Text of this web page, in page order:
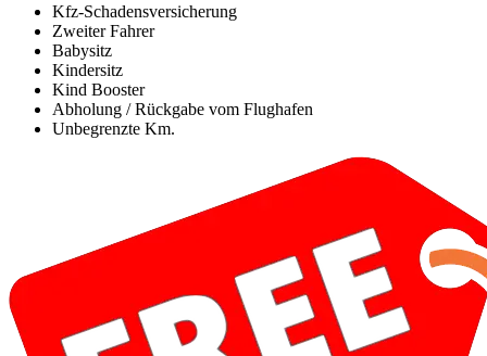
Kfz-Schadensversicherung
Zweiter Fahrer
Babysitz
Kindersitz
Kind Booster
Abholung / Rückgabe vom Flughafen
Unbegrenzte Km.